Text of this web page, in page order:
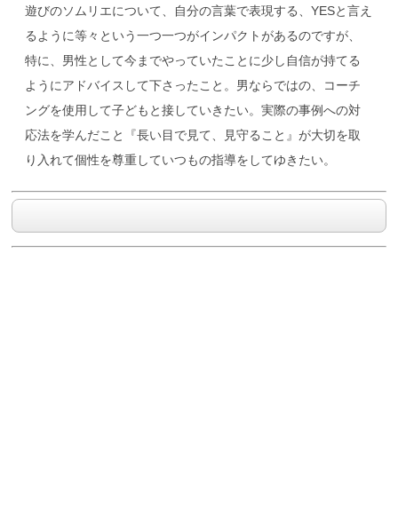
遊びのソムリエについて、自分の言葉で表現する、YESと言え
るように等々という一つ一つがインパクトがあるのですが、
特に、男性として今までやっていたことに少し自信が持てる
ようにアドバイスして下さったこと。男ならではの、コーチ
ングを使用して子どもと接していきたい。実際の事例への対
応法を学んだこと『長い目で見て、見守ること』が大切を取
り入れて個性を尊重していつもの指導をしてゆきたい。